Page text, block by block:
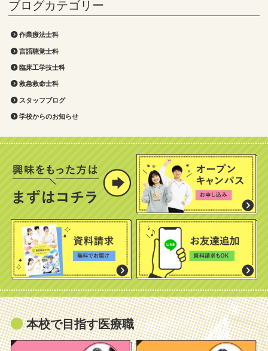
作業療法士科
言語聴覚士科
臨床工学技士科
救急救命士科
スタッフブログ
学校からのお知らせ
本校で目指す医療職